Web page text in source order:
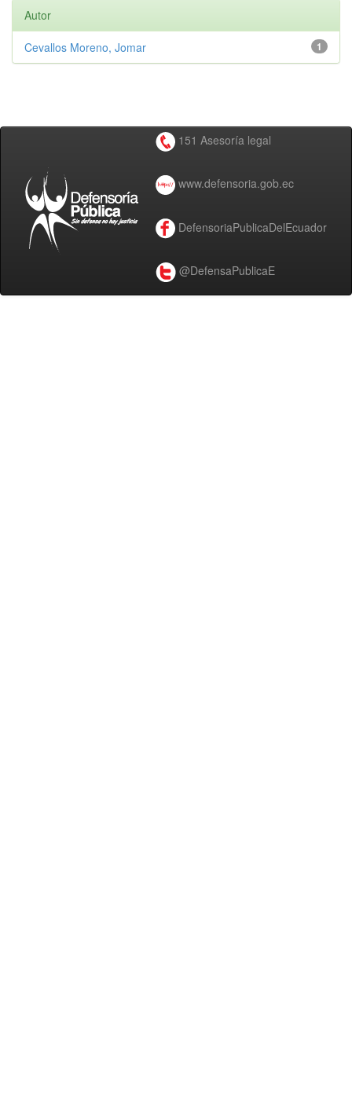
Autor
1
Cevallos Moreno, Jomar
151 Asesoría legal
www.defensoria.gob.ec
DefensoriaPublicaDelEcuador
@DefensaPublicaE